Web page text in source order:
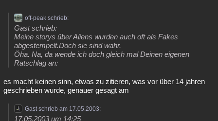
off-peak schrieb:
Gast schrieb:
Meine storys über Aliens wurden auch oft als Fakes
abgestempelt.Doch sie sind wahr.
Öha. Na, da wende ich doch gleich mal Deinen eigenen
Ratschlag an:
es macht keinen sinn, etwas zu zitieren, was vor über 14 jahren
geschrieben wurde, genauer gesagt am
Gast schrieb am 17.05.2003:
17.05.2003 um 14:25